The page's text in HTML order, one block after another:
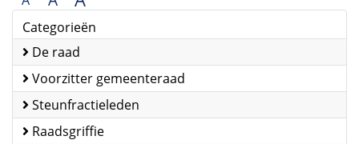
Categorieën
De raad
Voorzitter gemeenteraad
Steunfractieleden
Raadsgriffie